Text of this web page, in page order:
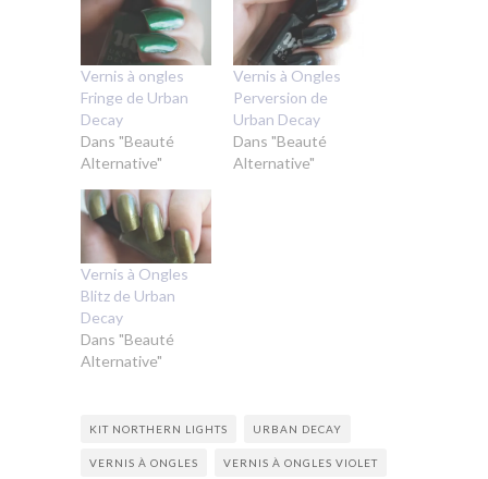
Vernis à ongles
Fringe de Urban
Decay
Dans "Beauté
Alternative"
Vernis à Ongles
Perversion de
Urban Decay
Dans "Beauté
Alternative"
Vernis à Ongles
Blitz de Urban
Decay
Dans "Beauté
Alternative"
KIT NORTHERN LIGHTS URBAN DECAY
VERNIS À ONGLES VERNIS À ONGLES VIOLET